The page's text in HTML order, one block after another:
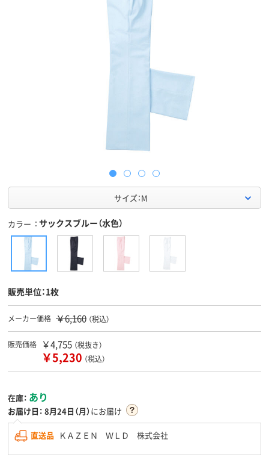
サイズ：M
カラー サックスブルー（水色）
販売単位：1枚
メーカー価格 ￥6,160 （税込）
販売価格 ￥4,755 （税抜き）
￥5,230 （税込）
在庫： あり
お届け日： 8月24日（月）にお届け
直送品 ＫＡＺＥＮ ＷＬＤ 株式会社